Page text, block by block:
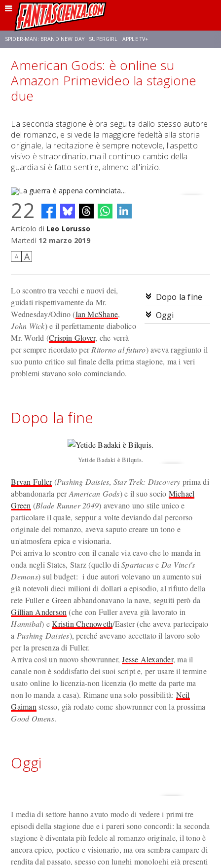
SPIDER-MAN: BRAND NEW DAY SUPERGIRL APPLE TV+
FRANCO RICCIARDIELLO ZENDAYA AVENGERS: DOOMSDAY STAR TREK
American Gods: è online su
Amazon Primevideo la stagione
due
La seconda stagione è ora seguita dallo stesso autore
del romanzo, e si vede la maggiore fedeltà alla storia
originale, la recitazione è sempre notevole, l'aspetto
visivo è straordinario, ma il continuo cambio della
guardia si è fatto sentire, almeno all'inizio.
La guerra è appena cominciata...
22
Articolo di Leo Lorusso
Martedì 12 marzo 2019
A A
Dopo la fine
Oggi
Lo scontro tra vecchi e nuovi dei,
guidati rispettivamente da Mr.
Wednesday/Odino (Ian McShane,
John Wick) e il perfettamente diabolico
Mr. World (Crispin Glover, che verrà
per sempre ricordato perRitorno al futuro) aveva raggiunto il
suo punto critico sul finale della prima stagione, ma i veri
problemi stavano solo cominciando.
Dopo la fine
Yetide Badaki è Bilquis.
Bryan Fuller(Pushing Daisies, Star Trek: Discovery prima di
abbandonarla perAmerican Gods) e il suo socio Michael
Green (Blade Runner 2049) avevano uno stile unico e
particolare il quale, seppur a volte deviando dal percorso
originale del romanzo, aveva saputo creare un tono e
un'atmosfera epica e visionaria.
Poi arriva lo scontro con il canale via cavo che lo manda in
onda negli States, Starz (quello diSpartacuse Da Vinci's
Demons) sul budget: i due autori volevano un aumento sui
già notevoli dieci milioni di dollari a episodio, al rifiuto della
rete Fuller e Green abbandonavano la nave, seguiti però da
Gillian Anderson (che con Fuller aveva già lavorato in
Hannibal) eKristin Chenoweth/Easter (che aveva partecipato
a Pushing Daisies), perché avevano accettato il lavoro solo
per la presenza di Fuller.
Arriva così un nuovo showrunner,Jesse Alexander, ma il
canale non è soddisfatto dei suoi script e, per usare il termine
usato online lo licenzia-non licenzia (lo mette da parte ma
non lo manda a casa). Rimane una solo possibilità: Neil
Gaiman stesso, già rodato come showrunner con la prossima
Good Omens.
Oggi
I media di settore hanno avuto modo di vedere i primi tre
episodi della stagione due e i pareri sono concordi: la seconda
stagione è diventata più fedele al romanzo originale, il tono è
ancora epico, poetico e visionario, ma ora sembra campare di
rendita dal passato, spesso con lunghi monologhi già presenti